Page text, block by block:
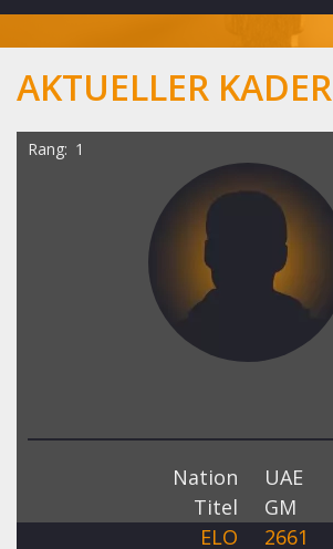
AKTUELLER KADER
Rang 1
Nation
UAE
Titel
GM
ELO
2661